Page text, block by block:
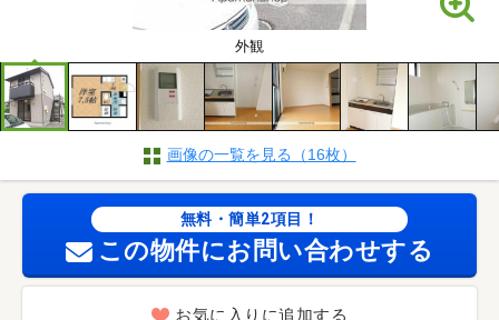
外観
画像の一覧を見る（16枚）
無料・簡単2項目！
この物件にお問い合わせする
お気に入りに追加する